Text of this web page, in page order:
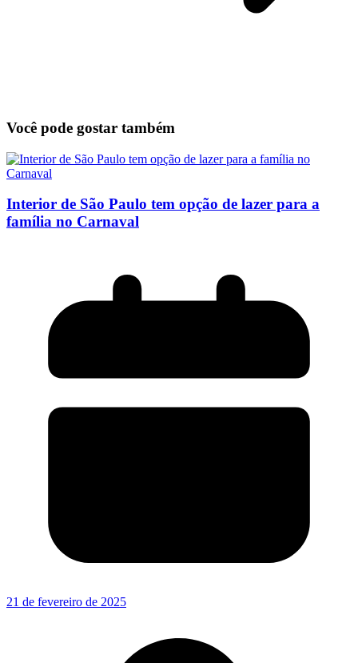
Você pode gostar também
Interior de São Paulo tem opção de lazer para a
família no Carnaval
21 de fevereiro de 2025